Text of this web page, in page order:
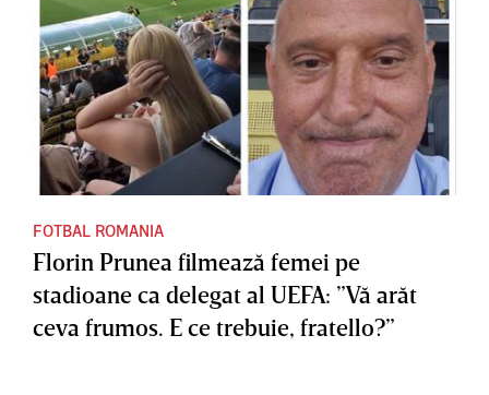
FOTBAL ROMANIA
Florin Prunea filmează femei pe
stadioane ca delegat al UEFA: ”Vă arăt
ceva frumos. E ce trebuie, fratello?”